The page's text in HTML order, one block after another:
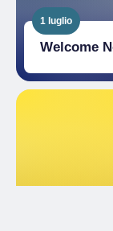
1 luglio
Welcome